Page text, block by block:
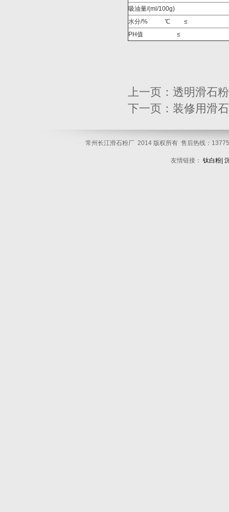
吸油量/(ml/100g)
水分/%
℃
≤
PH值 ≤
上一页： 透明滑石
下一页： 装修用滑
常州长江滑石粉厂 2014 版权所有 售后热线：
友情链接： 钛白粉